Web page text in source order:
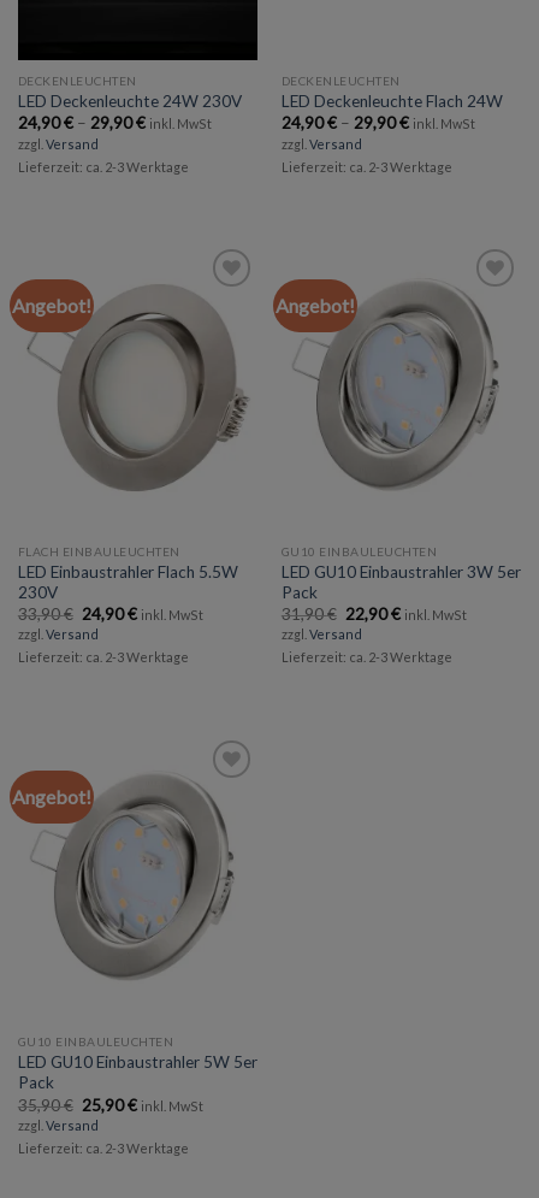
DECKENLEUCHTEN
LED Deckenleuchte 24W 230V
24,90€ – 29,90€Preisspanne:
29,90 €
inkl. MwSt
zzgl. Versand
Lieferzeit: ca. 2-3 Werktage
DECKENLEUCHTEN
LED Deckenleuchte Flach 24W
24,90€ – 29,90€Preisspanne:
29,90 €
inkl. MwSt
zzgl. Versand
Lieferzeit: ca. 2-3 Werktage
Angebot!
Add to
wishlist
FLACH EINBAULEUCHTEN
LED Einbaustrahler Flach 5.5W
230V
33,90€ Ursprünglicher
Preis
war:
33,90 €
24,90€Aktueller
24,90 €.
inkl. MwSt
zzgl. Versand
Lieferzeit: ca. 2-3 Werktage
Angebot!
Add to
wishlist
GU10 EINBAULEUCHTEN
LED GU10 Einbaustrahler 3W 5er
Pack
31,90€ Ursprünglicher
Preis
war:
31,90 €
22,90€Aktueller
22,90 €.
inkl. MwSt
zzgl. Versand
Lieferzeit: ca. 2-3 Werktage
Angebot!
Add to
wishlist
GU10 EINBAULEUCHTEN
LED GU10 Einbaustrahler 5W 5er
Pack
35,90€ Ursprünglicher
Preis
war:
35,90 €
25,90€Aktueller
25,90 €.
inkl. MwSt
zzgl. Versand
Lieferzeit: ca. 2-3 Werktage